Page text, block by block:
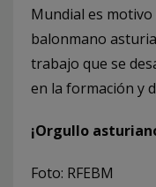
Mundial es
balonmano
trabajo que se
en la formación y
¡Orgullo
Foto: RFEBM